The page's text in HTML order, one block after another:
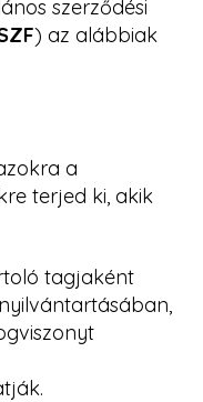
szerződési
) az alábbiak
a
terjed ki, akik
tagjaként